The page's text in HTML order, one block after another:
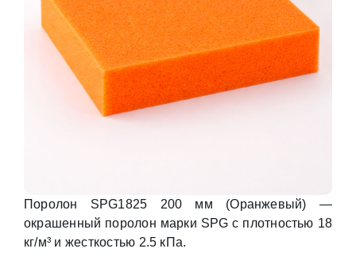
Поролон SPG1825 200 мм (Оранжевый) —
окрашенный поролон марки SPG с плотностью 18
кг/м³ и жесткостью 2.5 кПа.